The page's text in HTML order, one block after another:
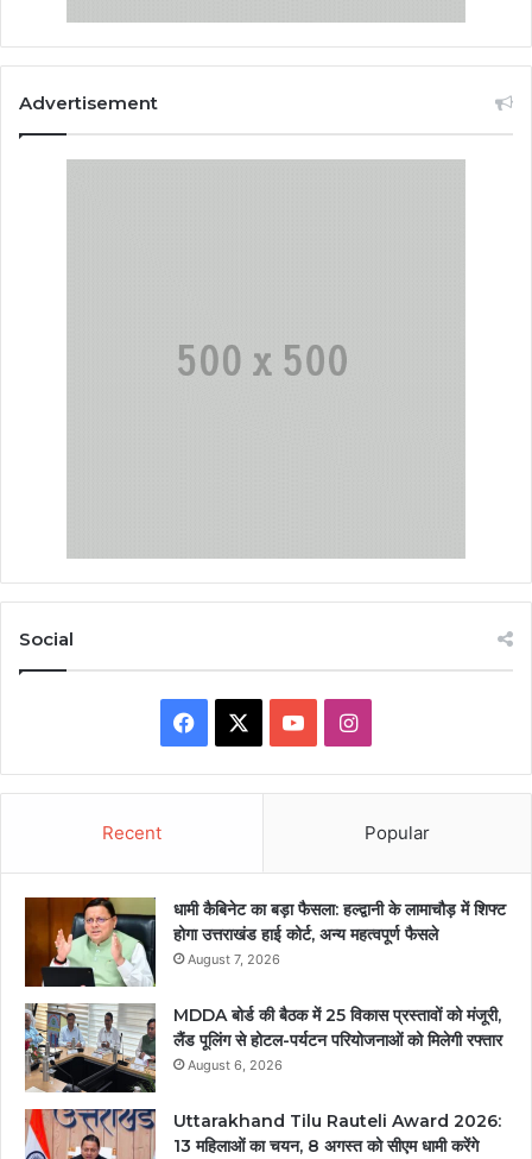
Advertisement
Social
Facebook YouTubeInstagram
Recent Popular
धामी कैबिनेट का बड़ा फैसला: हल्द्वानी के लामाचौड़ में शिफ्ट
होगा उत्तराखंड हाई कोर्ट, अन्य महत्वपूर्ण फैसले
August 7, 2026
MDDA बोर्ड की बैठक में 25 विकास प्रस्तावों को मंजूरी,
लैंड पूलिंग से होटल-पर्यटन परियोजनाओं को मिलेगी रफ्तार
August 6, 2026
Uttarakhand Tilu Rauteli Award 2026:
13 महिलाओं का चयन, 8 अगस्त को सीएम धामी करेंगे